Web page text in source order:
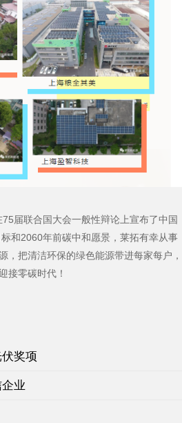
届联合国大会一般性辩论上宣布了中国
和2060年前碳中和愿景，莱拓有幸从事
，把清洁环保的绿色能源带进每家每户，
接零碳时代！
奖项
业